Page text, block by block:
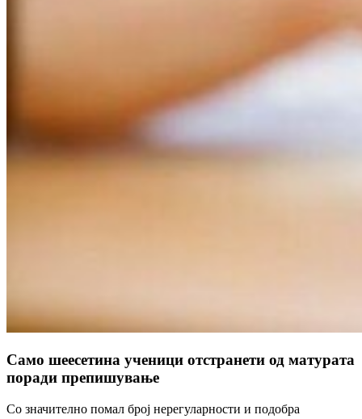
Само шеесетина ученици отстранети од матурата
поради препишување
Со значително помал број нерегуларности и подобра